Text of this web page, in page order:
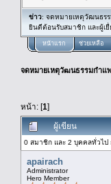
ข่าว: จดหมายเหตุวัฒนธร
ยินดีต้อนรับสมาชิก และผู้เ
หน้าแรก ช่วยเหลือ
จดหมายเหตุวัฒนธรรมกำแ
หน้า: [1]
ผู้เขียน
0 สมาชิก และ 2 บุคคลทั่วไป
apairach
Administrator
Hero Member